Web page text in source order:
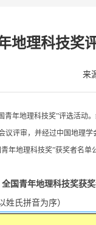
地理科技奖
来
青年地理科技奖”评选活动
评审，并经过中国地理
年地理科技奖”获奖者名单
全国青年地理科技奖获
姓氏拼音为序）